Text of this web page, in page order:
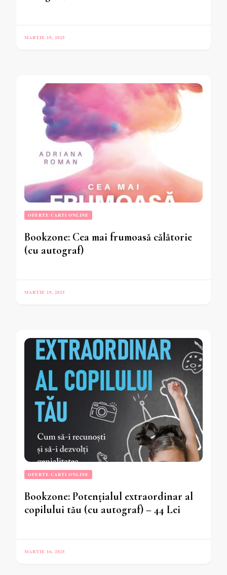
MARTIE 19, 2025
OFERTE CARTI ONLINE
Bookzone: Cea mai frumoasă călătorie
(cu autograf)
MARTIE 19, 2025
OFERTE CARTI ONLINE
Bookzone: Potențialul extraordinar al
copilului tău (cu autograf) – 44 Lei
MARTIE 16, 2025